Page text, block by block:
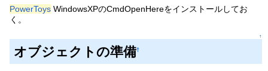
PowerToys WindowsXPのCmdOpenHereをインストールしてお
く。
↑
オブジェクトの準備†